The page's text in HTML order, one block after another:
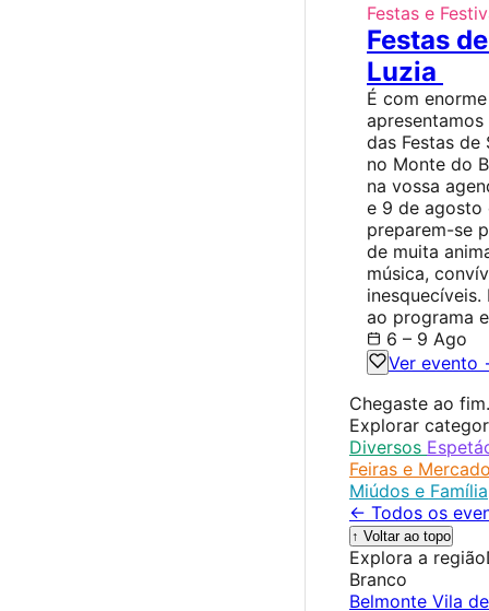
Festas e
Festas
Luzia
É com
das Festas de
no Monte do
na vossa
e 9 de agosto
preparem-se
de muita
música,
ao programa
6 – 9 Ago
Ver evento
Chegaste ao fim.
Explorar
Diversos
Feiras e
Miúdos e Família
← Todos os
↑ Voltar ao topo
Explora a região
Branco
Belmonte Vila